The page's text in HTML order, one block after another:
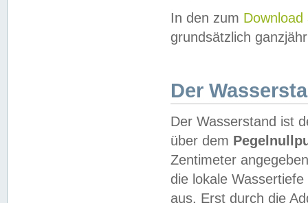
In den zum Download
grundsätzlich
Der
Der Wasserstand ist
über dem
Zentimeter
die lokale
aus. Erst durch die